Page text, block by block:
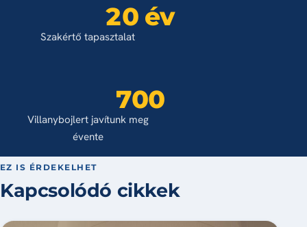
20 év
Szakértő tapasztalat
700
Villanybojlert javítunk meg
évente
EZ IS ÉRDEKELHET
Kapcsolódó cikkek